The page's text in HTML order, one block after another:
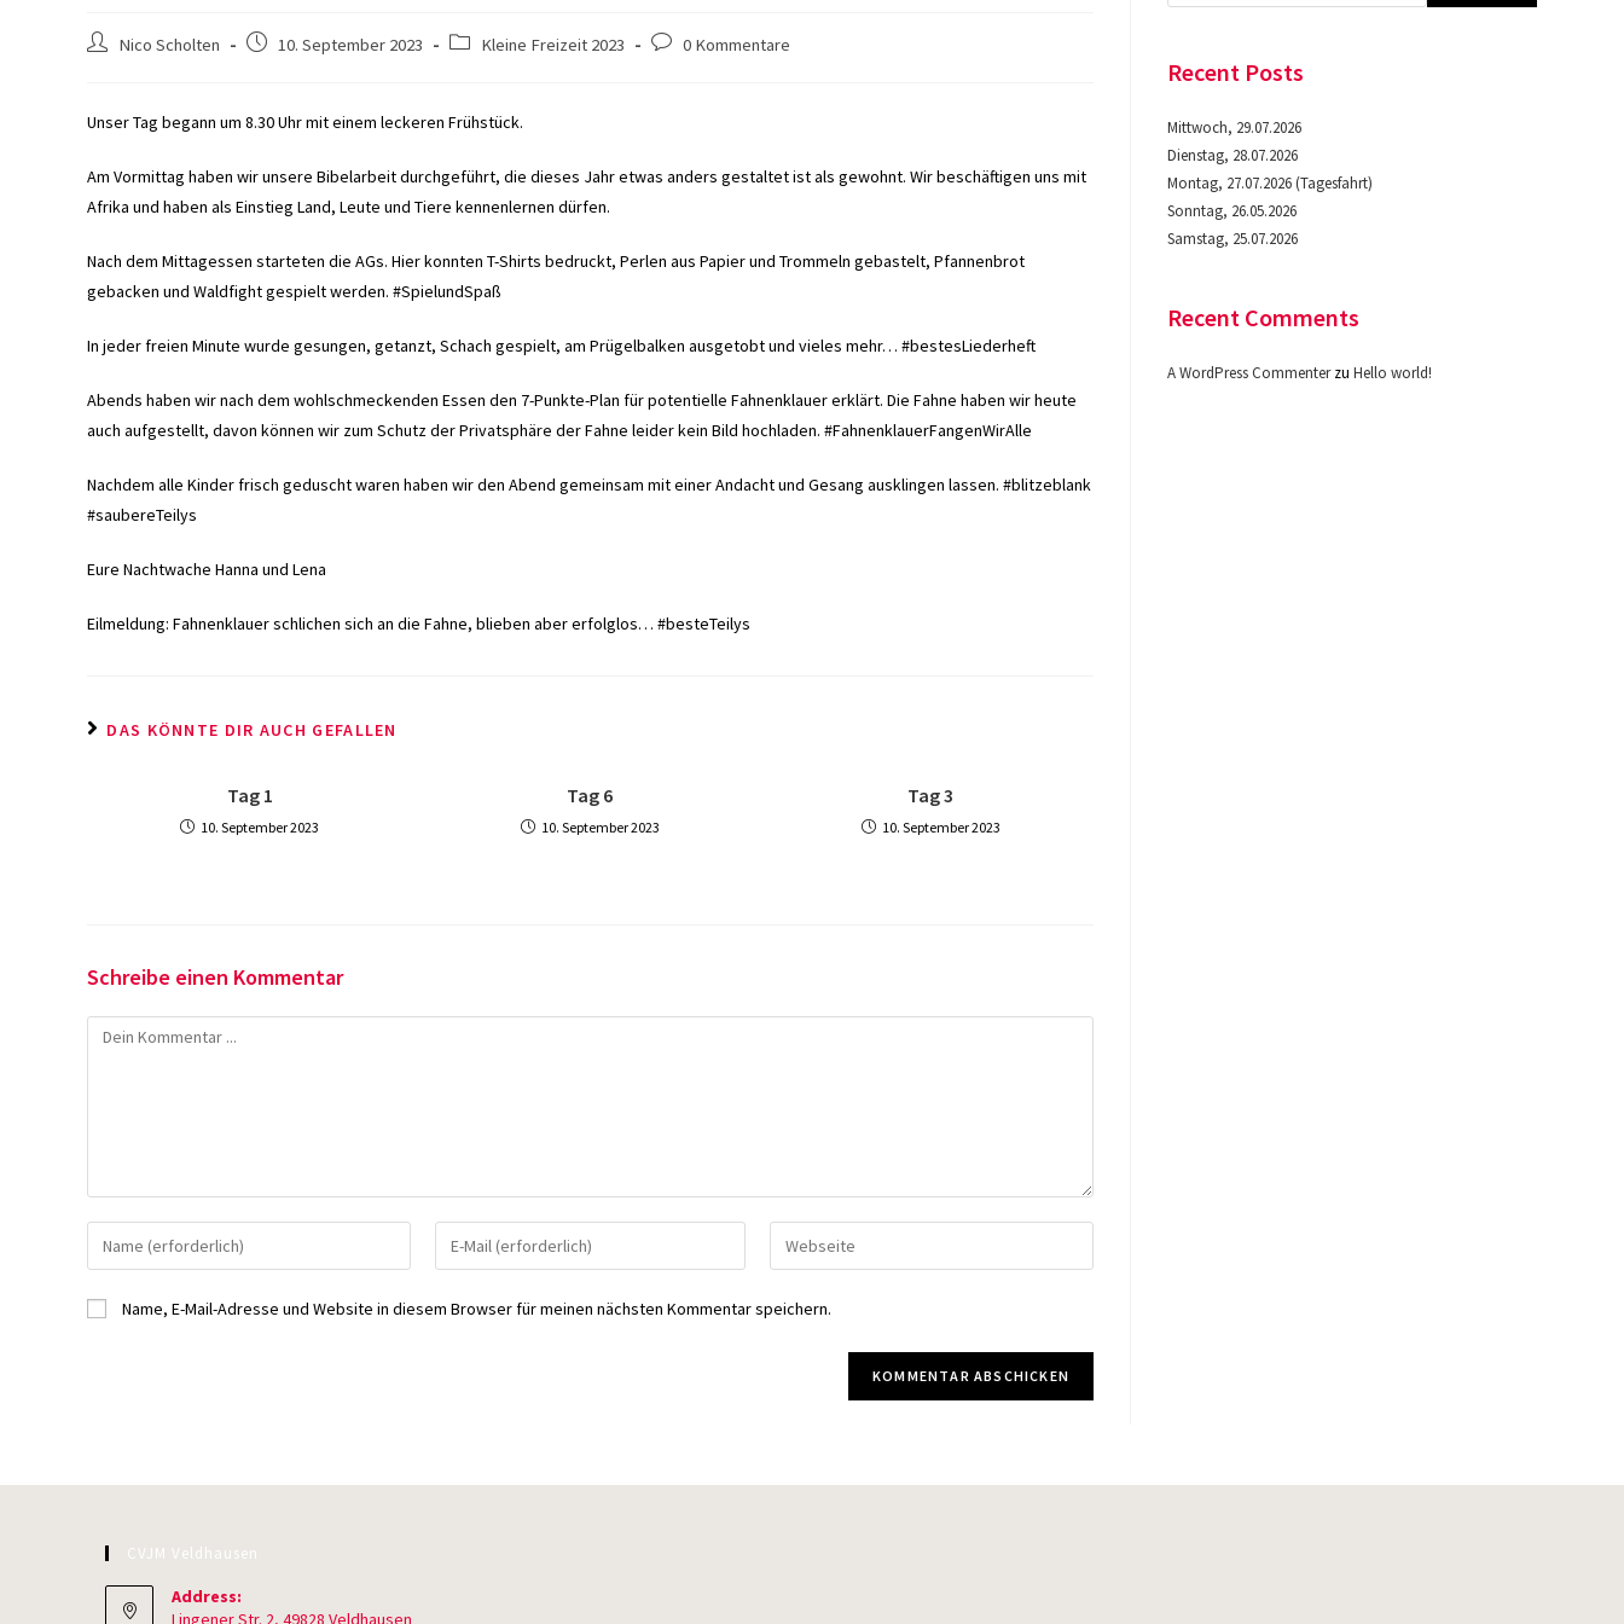
Beitrags-Nico Scholten
Beitrag10. September 2023
Beitrags-Kleine Freizeit 2023
Beitrags-0 Kommentare
Unser Tag begann um 8.30 Uhr mit einem leckeren Frühstück.
Am Vormittag haben wir unsere Bibelarbeit durchgeführt, die dieses Jahr etwas anders gestaltet ist als gewohnt. Wir beschäftigen uns mit
Afrika und haben als Einstieg Land, Leute und Tiere kennenlernen dürfen.
Nach dem Mittagessen starteten die AGs. Hier konnten T-Shirts bedruckt, Perlen aus Papier und Trommeln gebastelt, Pfannenbrot
gebacken und Waldfight gespielt werden. #SpielundSpaß
In jeder freien Minute wurde gesungen, getanzt, Schach gespielt, am Prügelbalken ausgetobt und vieles mehr… #bestesLiederheft
Abends haben wir nach dem wohlschmeckenden Essen den 7-Punkte-Plan für potentielle Fahnenklauer erklärt. Die Fahne haben wir heute
auch aufgestellt, davon können wir zum Schutz der Privatsphäre der Fahne leider kein Bild hochladen. #FahnenklauerFangenWirAlle
Nachdem alle Kinder frisch geduscht waren haben wir den Abend gemeinsam mit einer Andacht und Gesang ausklingen lassen. #blitzeblank
#saubereTeilys
Eure Nachtwache Hanna und Lena
Eilmeldung: Fahnenklauer schlichen sich an die Fahne, blieben aber erfolglos… #besteTeilys
DAS KÖNNTE DIR AUCH GEFALLEN
Tag 1
10. September 2023
Tag 6
10. September 2023
Tag 3
10. September 2023
Schreibe einen Kommentar
Kommentieren
deinen
Namen
oder
deine
deine
Name, E-Mail-Adresse und Website in diesem Browser für meinen nächsten Kommentar speichern.
Recent Posts
Mittwoch, 29.07.2026
Dienstag, 28.07.2026
Montag, 27.07.2026 (Tagesfahrt)
Sonntag, 26.05.2026
Samstag, 25.07.2026
Recent Comments
A WordPress Commenterzu Hello world!
CVJM Veldhausen
Address:
Lingener Str. 2, 49828 Veldhausen